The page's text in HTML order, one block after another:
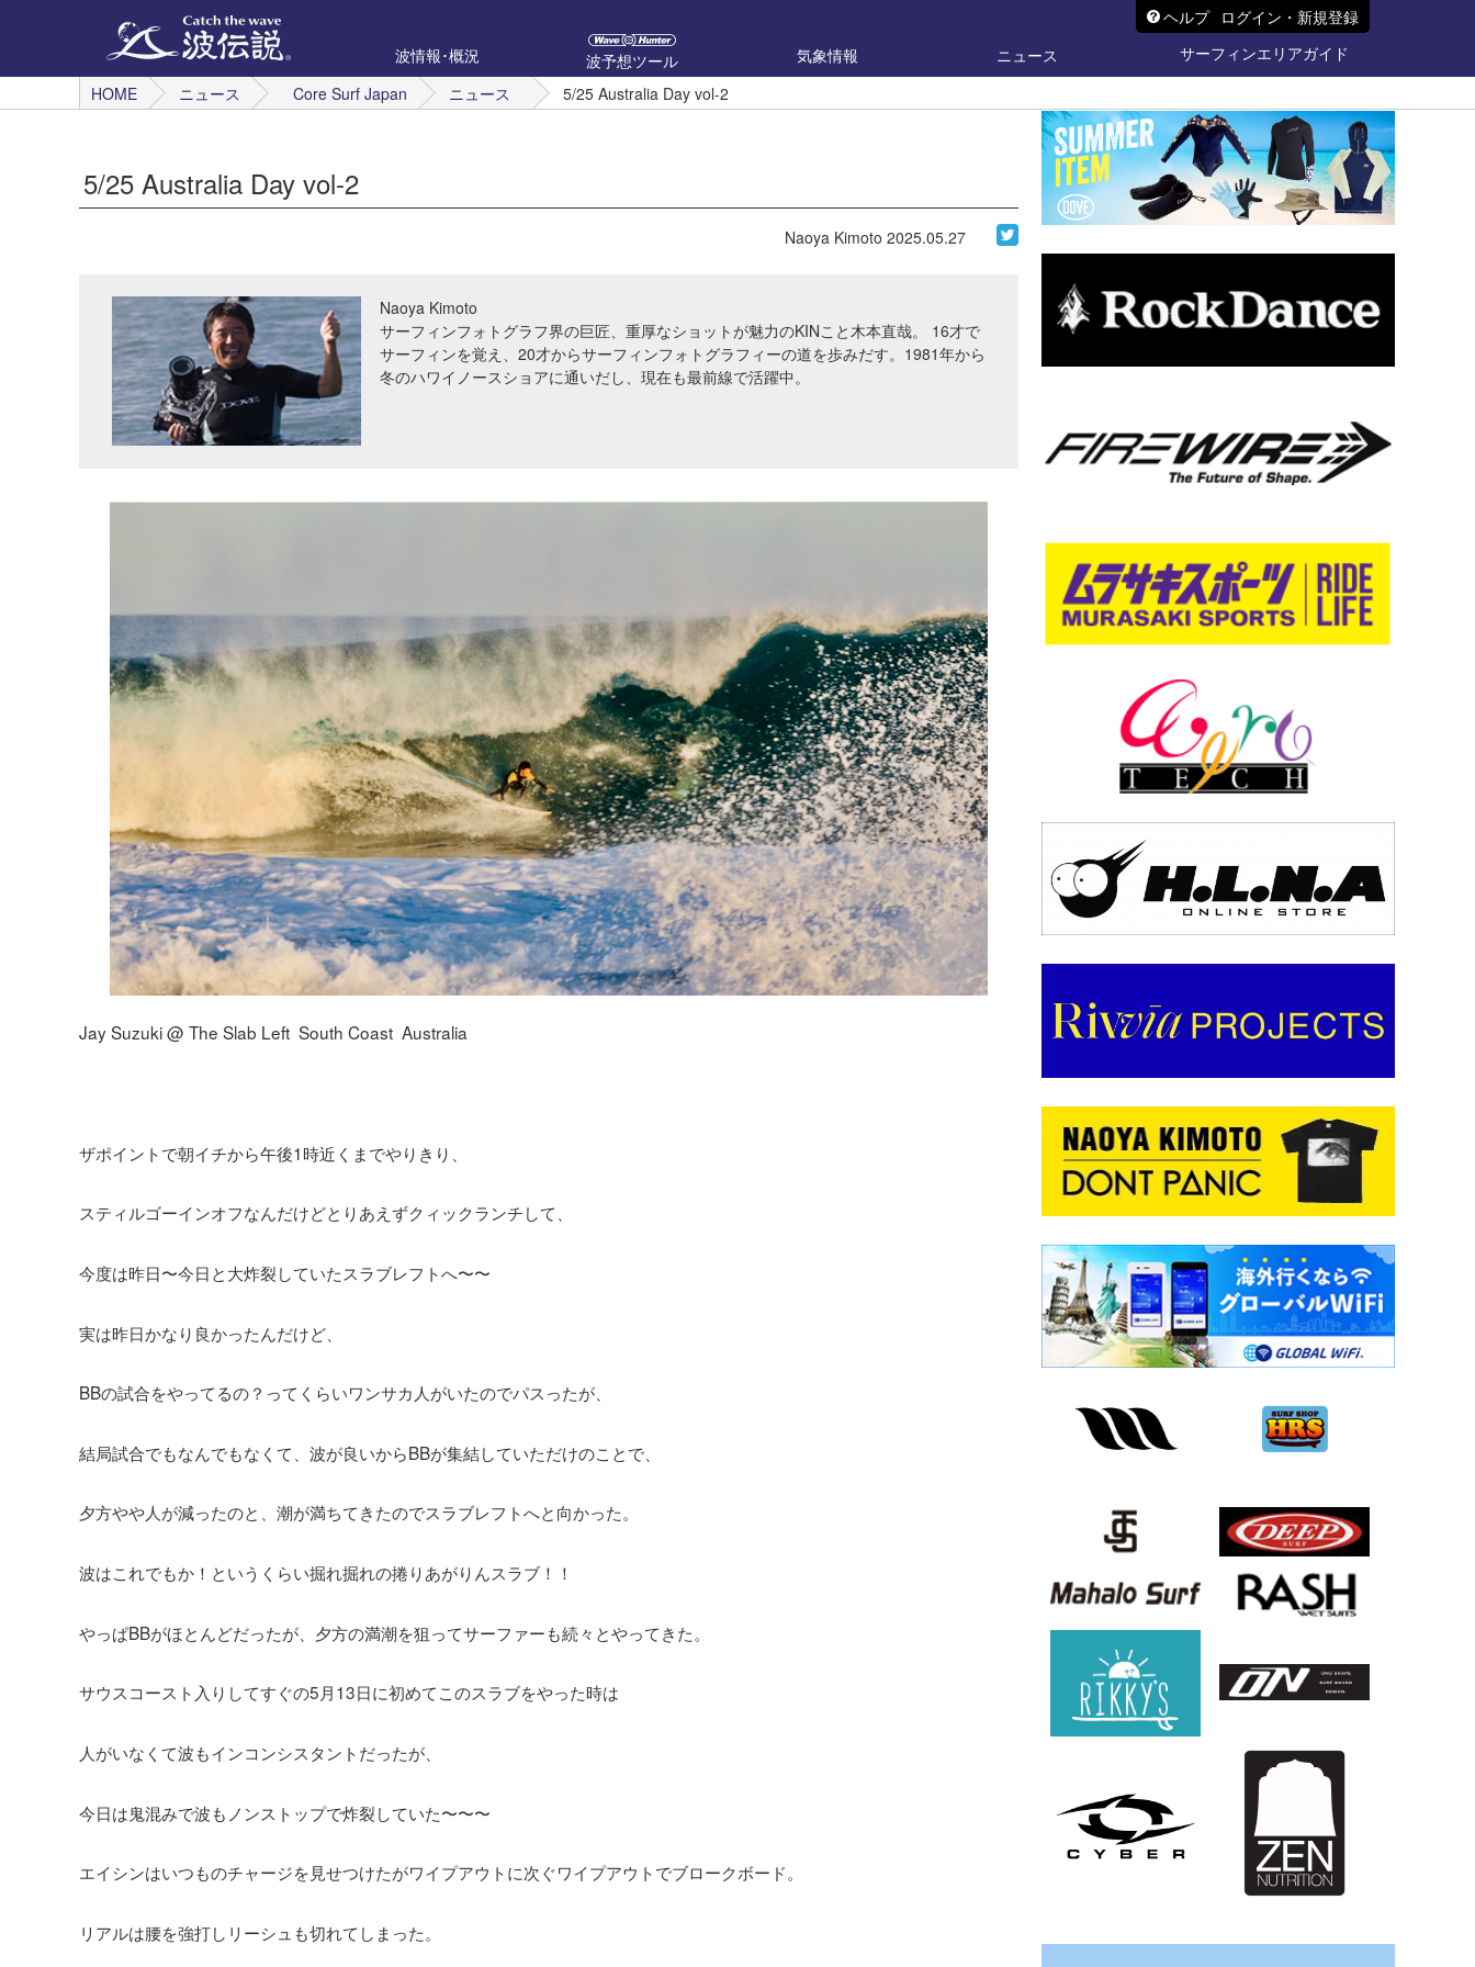
ヘルプ ログイン・新規登録
波情報･概況
波予想ツール 気象情報 ニュース
サーフィンエリアガイド
HOME
ニュース Core Surf Japan ニュース 5/25 Australia Day vol-2
5/25 Australia Day vol-2
Naoya Kimoto 2025.05.27
Naoya Kimoto
サーフィンフォトグラフ界の巨匠、重厚なショットが魅力のKINこと木本直哉。 16才で
サーフィンを覚え、20才からサーフィンフォトグラフィーの道を歩みだす。1981年から
冬のハワイノースショアに通いだし、現在も最前線で活躍中。
Jay Suzuki @ The Slab Left South Coast Australia
ザポイントで朝イチから午後1時近くまでやりきり、
スティルゴーインオフなんだけどとりあえずクィックランチして、
今度は昨日〜今日と大炸裂していたスラブレフトへ〜〜
実は昨日かなり良かったんだけど、
BBの試合をやってるの？ってくらいワンサカ人がいたのでパスったが、
結局試合でもなんでもなくて、波が良いからBBが集結していただけのことで、
夕方やや人が減ったのと、潮が満ちてきたのでスラブレフトへと向かった。
波はこれでもか！というくらい掘れ掘れの捲りあがりんスラブ！！
やっぱBBがほとんどだったが、夕方の満潮を狙ってサーファーも続々とやってきた。
サウスコースト入りしてすぐの5月13日に初めてこのスラブをやった時は
人がいなくて波もインコンシスタントだったが、
今日は鬼混みで波もノンストップで炸裂していた〜〜〜
エイシンはいつものチャージを見せつけたがワイプアウトに次ぐワイプアウトでブロークボード。
リアルは腰を強打しリーシュも切れてしまった。